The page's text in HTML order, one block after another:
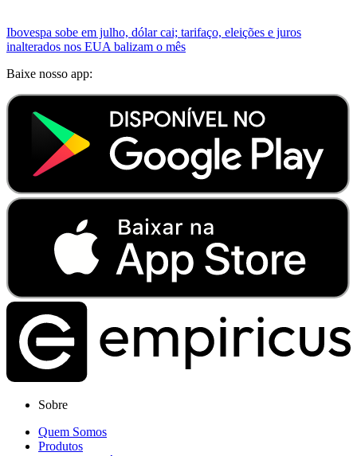
Ibovespa sobe em julho, dólar cai; tarifaço, eleições e juros
inalterados nos EUA balizam o mês
Baixe nosso app:
Sobre
Quem Somos
Produtos